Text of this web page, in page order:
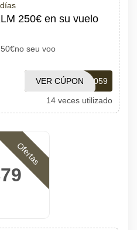
250€ en su vuelo
seu voo
12COCAT059
VER CÚPON
14 veces utilizado
Ofertas